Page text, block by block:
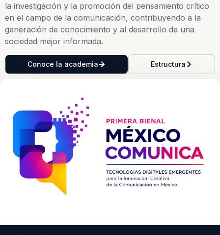
la investigación y la promoción del pensamiento crítico
en el campo de la comunicación, contribuyendo a la
generación de conocimiento y al desarrollo de una
sociedad mejor informada.
Conoce la academia Estructura